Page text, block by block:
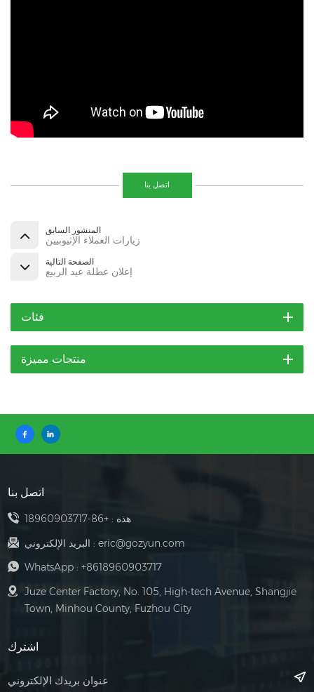
اتصل بنا
المنشور السابق
زيارات العملاء الإثيوبيين
الصفحة التالية
إعلان عطلة عيد الربيع
فئات
منتجات مميزة
اتصل بنا
هذه :+86-18960903717
البريد الإلكتروني : eric@gozyun.com
WhatsApp : +8618960903717
Juze Center Factory, No. 105, High-tech Avenue, Shangjie
Town, Minhou County, Fuzhou City
اشترك